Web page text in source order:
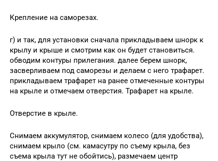
Крепление на саморезах.
г) и так, для установки сначала прикладываем шнорк к
крылу и крыше и смотрим как он будет становиться.
обводим контуры прилегания. далее берем шнорк,
засверливаем под саморезы и делаем с него трафарет.
прикладываем трафарет на ранее отмеченные контуры
на крыле и отмечаем отверстия. Трафарет на крыле.
Отверстие в крыле.
Снимаем аккумулятор, снимаем колесо (для удобства),
снимаем крыло (см. камасутру по съему крыла, без
съема крыла тут не обойтись), размечаем центр